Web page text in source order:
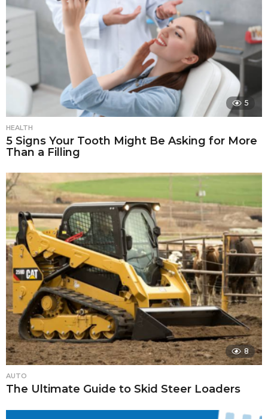
5
HEALTH
5 Signs Your Tooth Might Be Asking for More
Than a Filling
8
AUTO
The Ultimate Guide to Skid Steer Loaders